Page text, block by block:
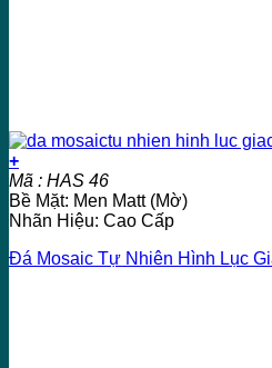
+
Mã : HAS 46
Bề Mặt: Men Matt (Mờ)
Nhãn Hiệu: Cao Cấp
Đá Mosaic Tự Nhiên Hình Lục